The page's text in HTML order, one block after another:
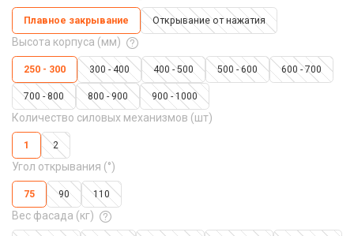
Плавное закрывание Открывание от нажатия
Высота корпуса (мм)
250 - 300 300 - 400 400 - 500 500 - 600 600 - 700
700 - 800 800 - 900 900 - 1000
Количество силовых механизмов (шт)
1 2
Угол открывания (°)
75 90 110
Вес фасада (кг)